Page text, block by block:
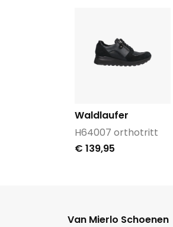
Waldlaufer
H64007 orthotritt
€ 139,95
Van Mierlo Schoenen